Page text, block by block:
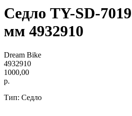
Седло TY-SD-
мм 4932910
Dream Bike
4932910
1000,00
р.
Тип: Седло